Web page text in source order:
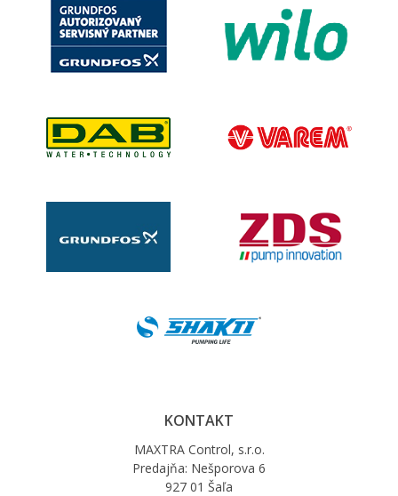
KONTAKT
MAXTRA Control, s.r.o.
Predajňa: Nešporova 6
927 01 Šaľa